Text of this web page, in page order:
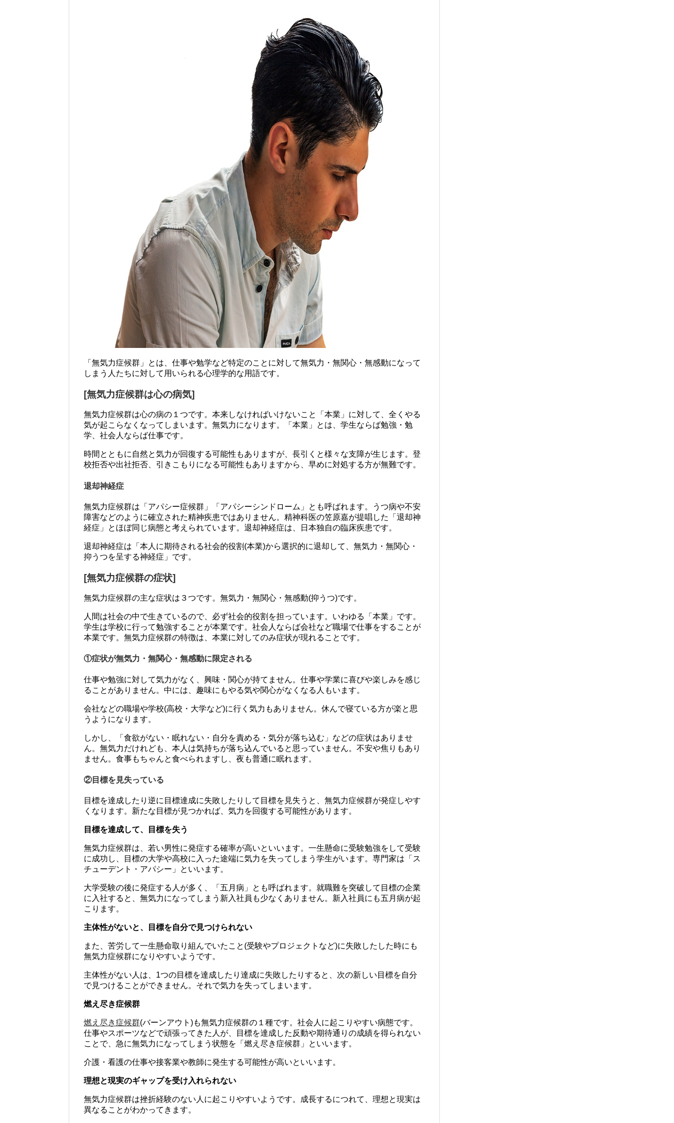
「無気力症候群」とは、仕事や勉学など特定のことに対して無気力・無関心・無感動になって
しまう人たちに対して用いられる心理学的な用語です。
[無気力症候群は心の病気]
無気力症候群は心の病の１つです。本来しなければいけないこと「本業」に対して、全くやる
気が起こらなくなってしまいます。無気力になります。「本業」とは、学生ならば勉強・勉
学、社会人ならば仕事です。
時間とともに自然と気力が回復する可能性もありますが、長引くと様々な支障が生じます。登
校拒否や出社拒否、引きこもりになる可能性もありますから、早めに対処する方が無難です。
退却神経症
無気力症候群は「アパシー症候群」「アパシーシンドローム」とも呼ばれます。うつ病や不安
障害などのように確立された精神疾患ではありません。精神科医の笠原嘉が提唱した「退却神
経症」とほぼ同じ病態と考えられています。退却神経症は、日本独自の臨床疾患です。
退却神経症は「本人に期待される社会的役割(本業)から選択的に退却して、無気力・無関心・
抑うつを呈する神経症」です。
[無気力症候群の症状]
無気力症候群の主な症状は３つです。無気力・無関心・無感動(抑うつ)です。
人間は社会の中で生きているので、必ず社会的役割を担っています。いわゆる「本業」です。
学生は学校に行って勉強することが本業です。社会人ならば会社など職場で仕事をすることが
本業です。無気力症候群の特徴は、本業に対してのみ症状が現れることです。
①症状が無気力・無関心・無感動に限定される
仕事や勉強に対して気力がなく、興味・関心が持てません。仕事や学業に喜びや楽しみを感じ
ることがありません。中には、趣味にもやる気や関心がなくなる人もいます。
会社などの職場や学校(高校・大学など)に行く気力もありません。休んで寝ている方が楽と思
うようになります。
しかし、「食欲がない・眠れない・自分を責める・気分が落ち込む」などの症状はありませ
ん。無気力だけれども、本人は気持ちが落ち込んでいると思っていません。不安や焦りもあり
ません。食事もちゃんと食べられますし、夜も普通に眠れます。
②目標を見失っている
目標を達成したり逆に目標達成に失敗したりして目標を見失うと、無気力症候群が発症しやす
くなります。新たな目標が見つかれば、気力を回復する可能性があります。
目標を達成して、目標を失う
無気力症候群は、若い男性に発症する確率が高いといいます。一生懸命に受験勉強をして受験
に成功し、目標の大学や高校に入った途端に気力を失ってしまう学生がいます。専門家は「ス
チューデント・アパシー」といいます。
大学受験の後に発症する人が多く、「五月病」とも呼ばれます。就職難を突破して目標の企業
に入社すると、無気力になってしまう新入社員も少なくありません。新入社員にも五月病が起
こります。
主体性がないと、目標を自分で見つけられない
また、苦労して一生懸命取り組んでいたこと(受験やプロジェクトなど)に失敗したした時にも
無気力症候群になりやすいようです。
主体性がない人は、1つの目標を達成したり達成に失敗したりすると、次の新しい目標を自分
で見つけることができません。それで気力を失ってしまいます。
燃え尽き症候群
燃え尽き症候群(バーンアウト)も無気力症候群の１種です。社会人に起こりやすい病態です。
仕事やスポーツなどで頑張ってきた人が、目標を達成した反動や期待通りの成績を得られない
ことで、急に無気力になってしまう状態を「燃え尽き症候群」といいます。
介護・看護の仕事や接客業や教師に発生する可能性が高いといいます。
理想と現実のギャップを受け入れられない
無気力症候群は挫折経験のない人に起こりやすいようです。成長するにつれて、理想と現実は
異なることがわかってきます。